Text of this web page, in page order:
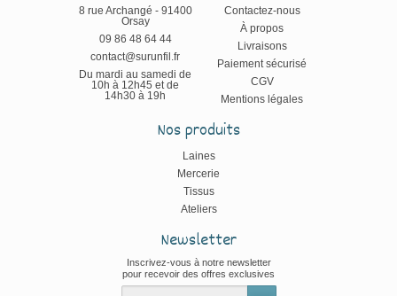
8 rue Archangé - 91400
Orsay
09 86 48 64 44
contact@surunfil.fr
Du mardi au samedi de
10h à 12h45 et de
14h30 à 19h
Contactez-nous
À propos
Livraisons
Paiement sécurisé
CGV
Mentions légales
Nos produits
Laines
Mercerie
Tissus
Ateliers
Newsletter
Inscrivez-vous à notre newsletter
pour recevoir des offres exclusives